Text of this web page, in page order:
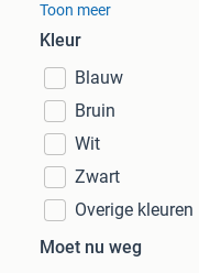
Toon meer
Kleur
Blauw
Bruin
Wit
Zwart
Overige kleuren
Moet nu weg